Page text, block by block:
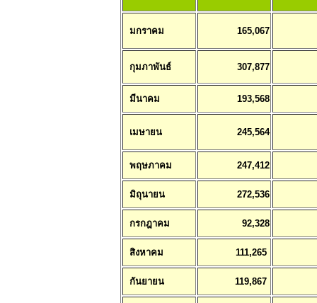
มกราคม 165,067
กุมภาพันธ์ 307,877
มีนาคม 193,568
เมษายน 245,564
พฤษภาคม 247,412
มิถุนายน 272,536
กรกฎาคม 92,328
สิงหาคม 111,265
กันยายน 119,867